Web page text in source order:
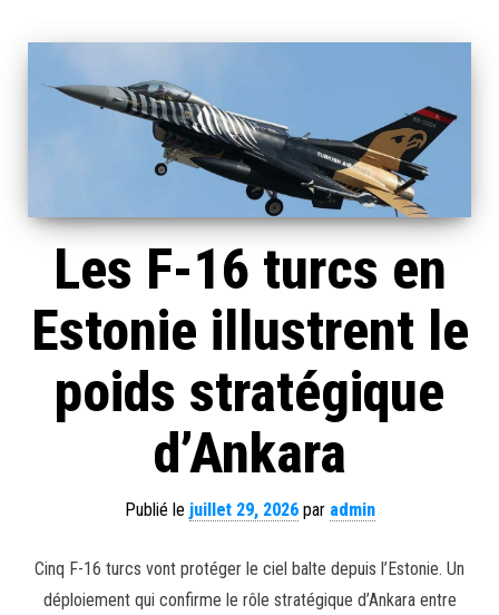
Les F-16 turcs en
Estonie illustrent le
poids stratégique
d’Ankara
Publié le juillet 29, 2026par admin
Cinq F-16 turcs vont protéger le ciel balte depuis l’Estonie. Un
déploiement qui confirme le rôle stratégique d’Ankara entre